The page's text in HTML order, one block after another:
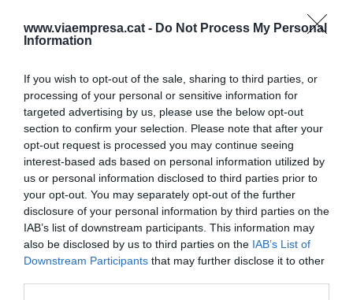
www.viaempresa.cat - Do Not Process My Personal
Information
If you wish to opt-out of the sale, sharing to third parties, or
processing of your personal or sensitive information for
targeted advertising by us, please use the below opt-out
section to confirm your selection. Please note that after your
opt-out request is processed you may continue seeing
interest-based ads based on personal information utilized by
us or personal information disclosed to third parties prior to
your opt-out. You may separately opt-out of the further
disclosure of your personal information by third parties on the
IAB’s list of downstream participants. This information may
also be disclosed by us to third parties on the IAB’s List of
Downstream Participants that may further disclose it to other
i Ethereum. El
govern britànic també ho està fent en termes de
també estan actuant. Són normalment governs
amb tradició innovadora. El govern que és una
mica més conservador, com la majoria d'europeus
que tenen la llosa de les institucions europees que
van aturant les intencions, no progressen tant.
Estònia volia llançar una criptomoneda nacional i
Mario Draghi, president del Banc Central Europeu,
va dir que no, que a Europa ja hi ha l'euro. És una
llàstima, perquè hauria estat bé experimentar
amb una moneda nacional. La revolució
blockchain(cadena de blocs) estarà liderada pels